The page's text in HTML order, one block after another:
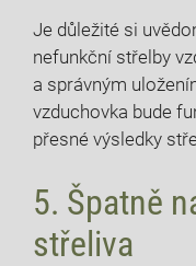
Je důležité si
nefunkční střelby
a správným
vzduchovka bude
přesné výsledky
5. Špatně
střeliva